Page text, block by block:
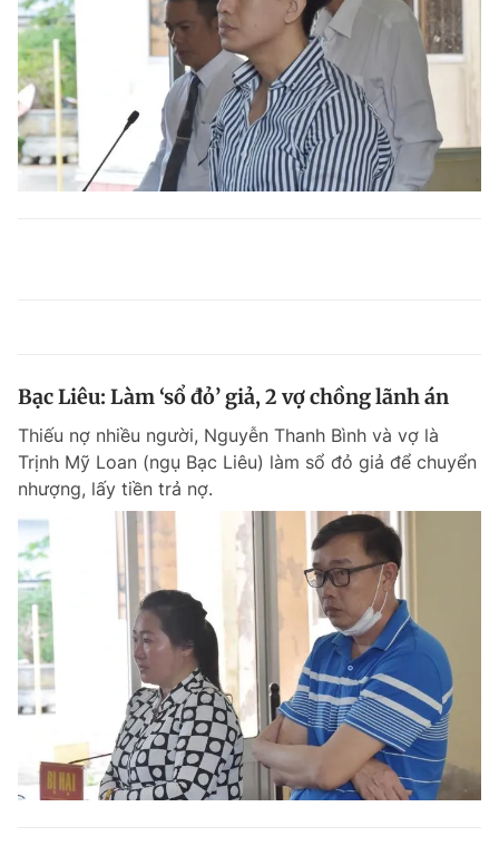
Bạc Liêu: Làm ‘sổ đỏ’ giả, 2 vợ chồng lãnh án
Thiếu nợ nhiều người, Nguyễn Thanh Bình và vợ là
Trịnh Mỹ Loan (ngụ Bạc Liêu) làm sổ đỏ giả để chuyển
nhượng, lấy tiền trả nợ.